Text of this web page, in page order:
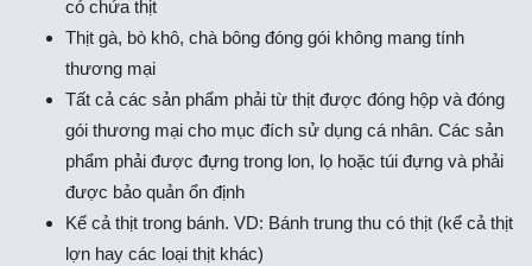
có chứa thịt
Thịt gà, bò khô, chà bông đóng gói không mang tính
thương mại
Tất cả các sản phẩm phải từ thịt được đóng hộp và đóng
gói thương mại cho mục đích sử dụng cá nhân. Các sản
phẩm phải được đựng trong lon, lọ hoặc túi đựng và phải
được bảo quản ổn định
Kể cả thịt trong bánh. VD: Bánh trung thu có thịt (kể cả thịt
lợn hay các loại thịt khác)